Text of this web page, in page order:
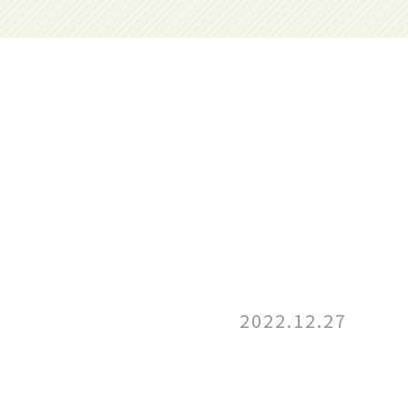
2022.12.27